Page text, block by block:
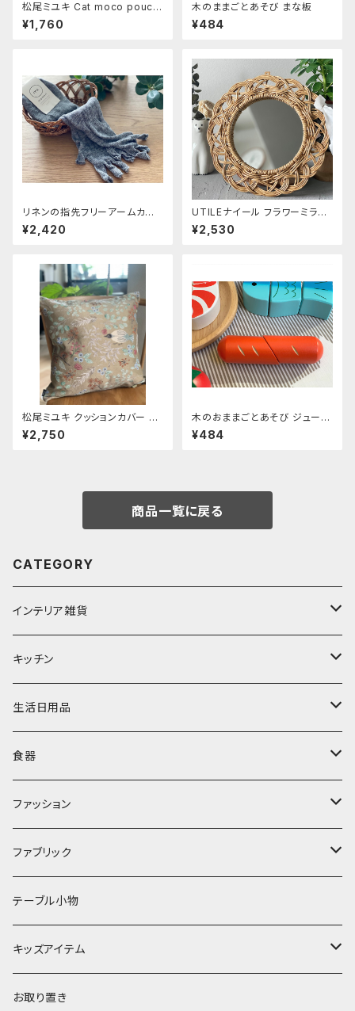
松尾ミユキ Cat moco pouch
《Noisettes》
¥1,760
木のままごとあそび まな板
¥484
リネンの指先フリーアームカバ
ー 【memeri】チャコール 約55
㎝
¥2,420
UTILEナイール フラワーミラー
Sサイズ
¥2,530
松尾ミユキ クッションカバー 【F
orest】
¥2,750
木のおままごとあそび ジューシ
ーソーセージ
¥484
商品一覧に戻る
CATEGORY
インテリア雑貨
置物・オブジェ
ミラー
ぬいぐるみ
時計
フラワーベース
ランプ
キッチン
水筒・マグ
カトラリー
食器
その他
生活日用品
タオル・ハンカチ
キッチンクロス
その他
食器
コップ・マグカップ
プレート
ボウル
お茶碗
汁椀・丼ぶり
ファッション
バッグ
エプロン
財布・ポーチ
雨傘・日傘
ファブリック
タオル
クッションカバー
スローケット
テーブル小物
キッズアイテム
靴
お取り置き